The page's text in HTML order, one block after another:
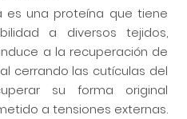
es una proteína que tiene
a diversos tejidos,
a la recuperación de
cerrando las cutículas del
su forma original
a tensiones externas.